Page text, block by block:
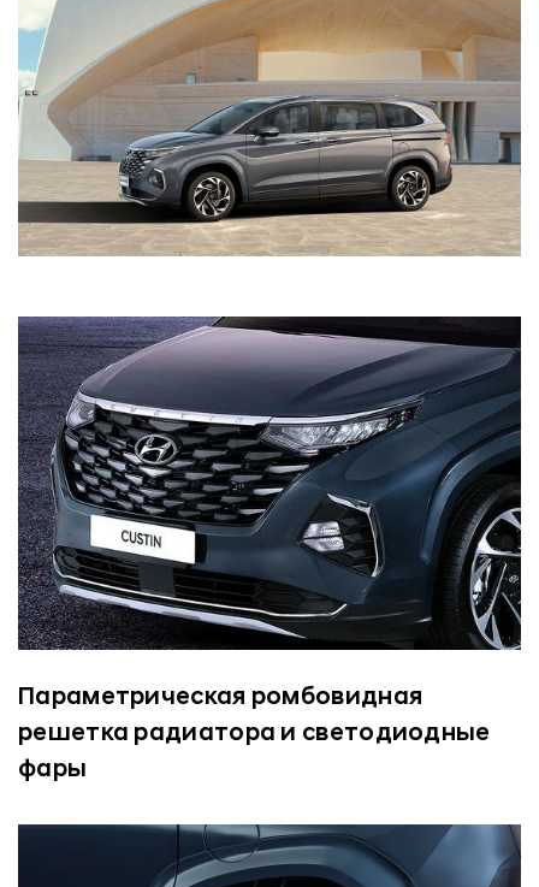
Параметрическая ромбовидная
решетка радиатора и светодиодные
фары